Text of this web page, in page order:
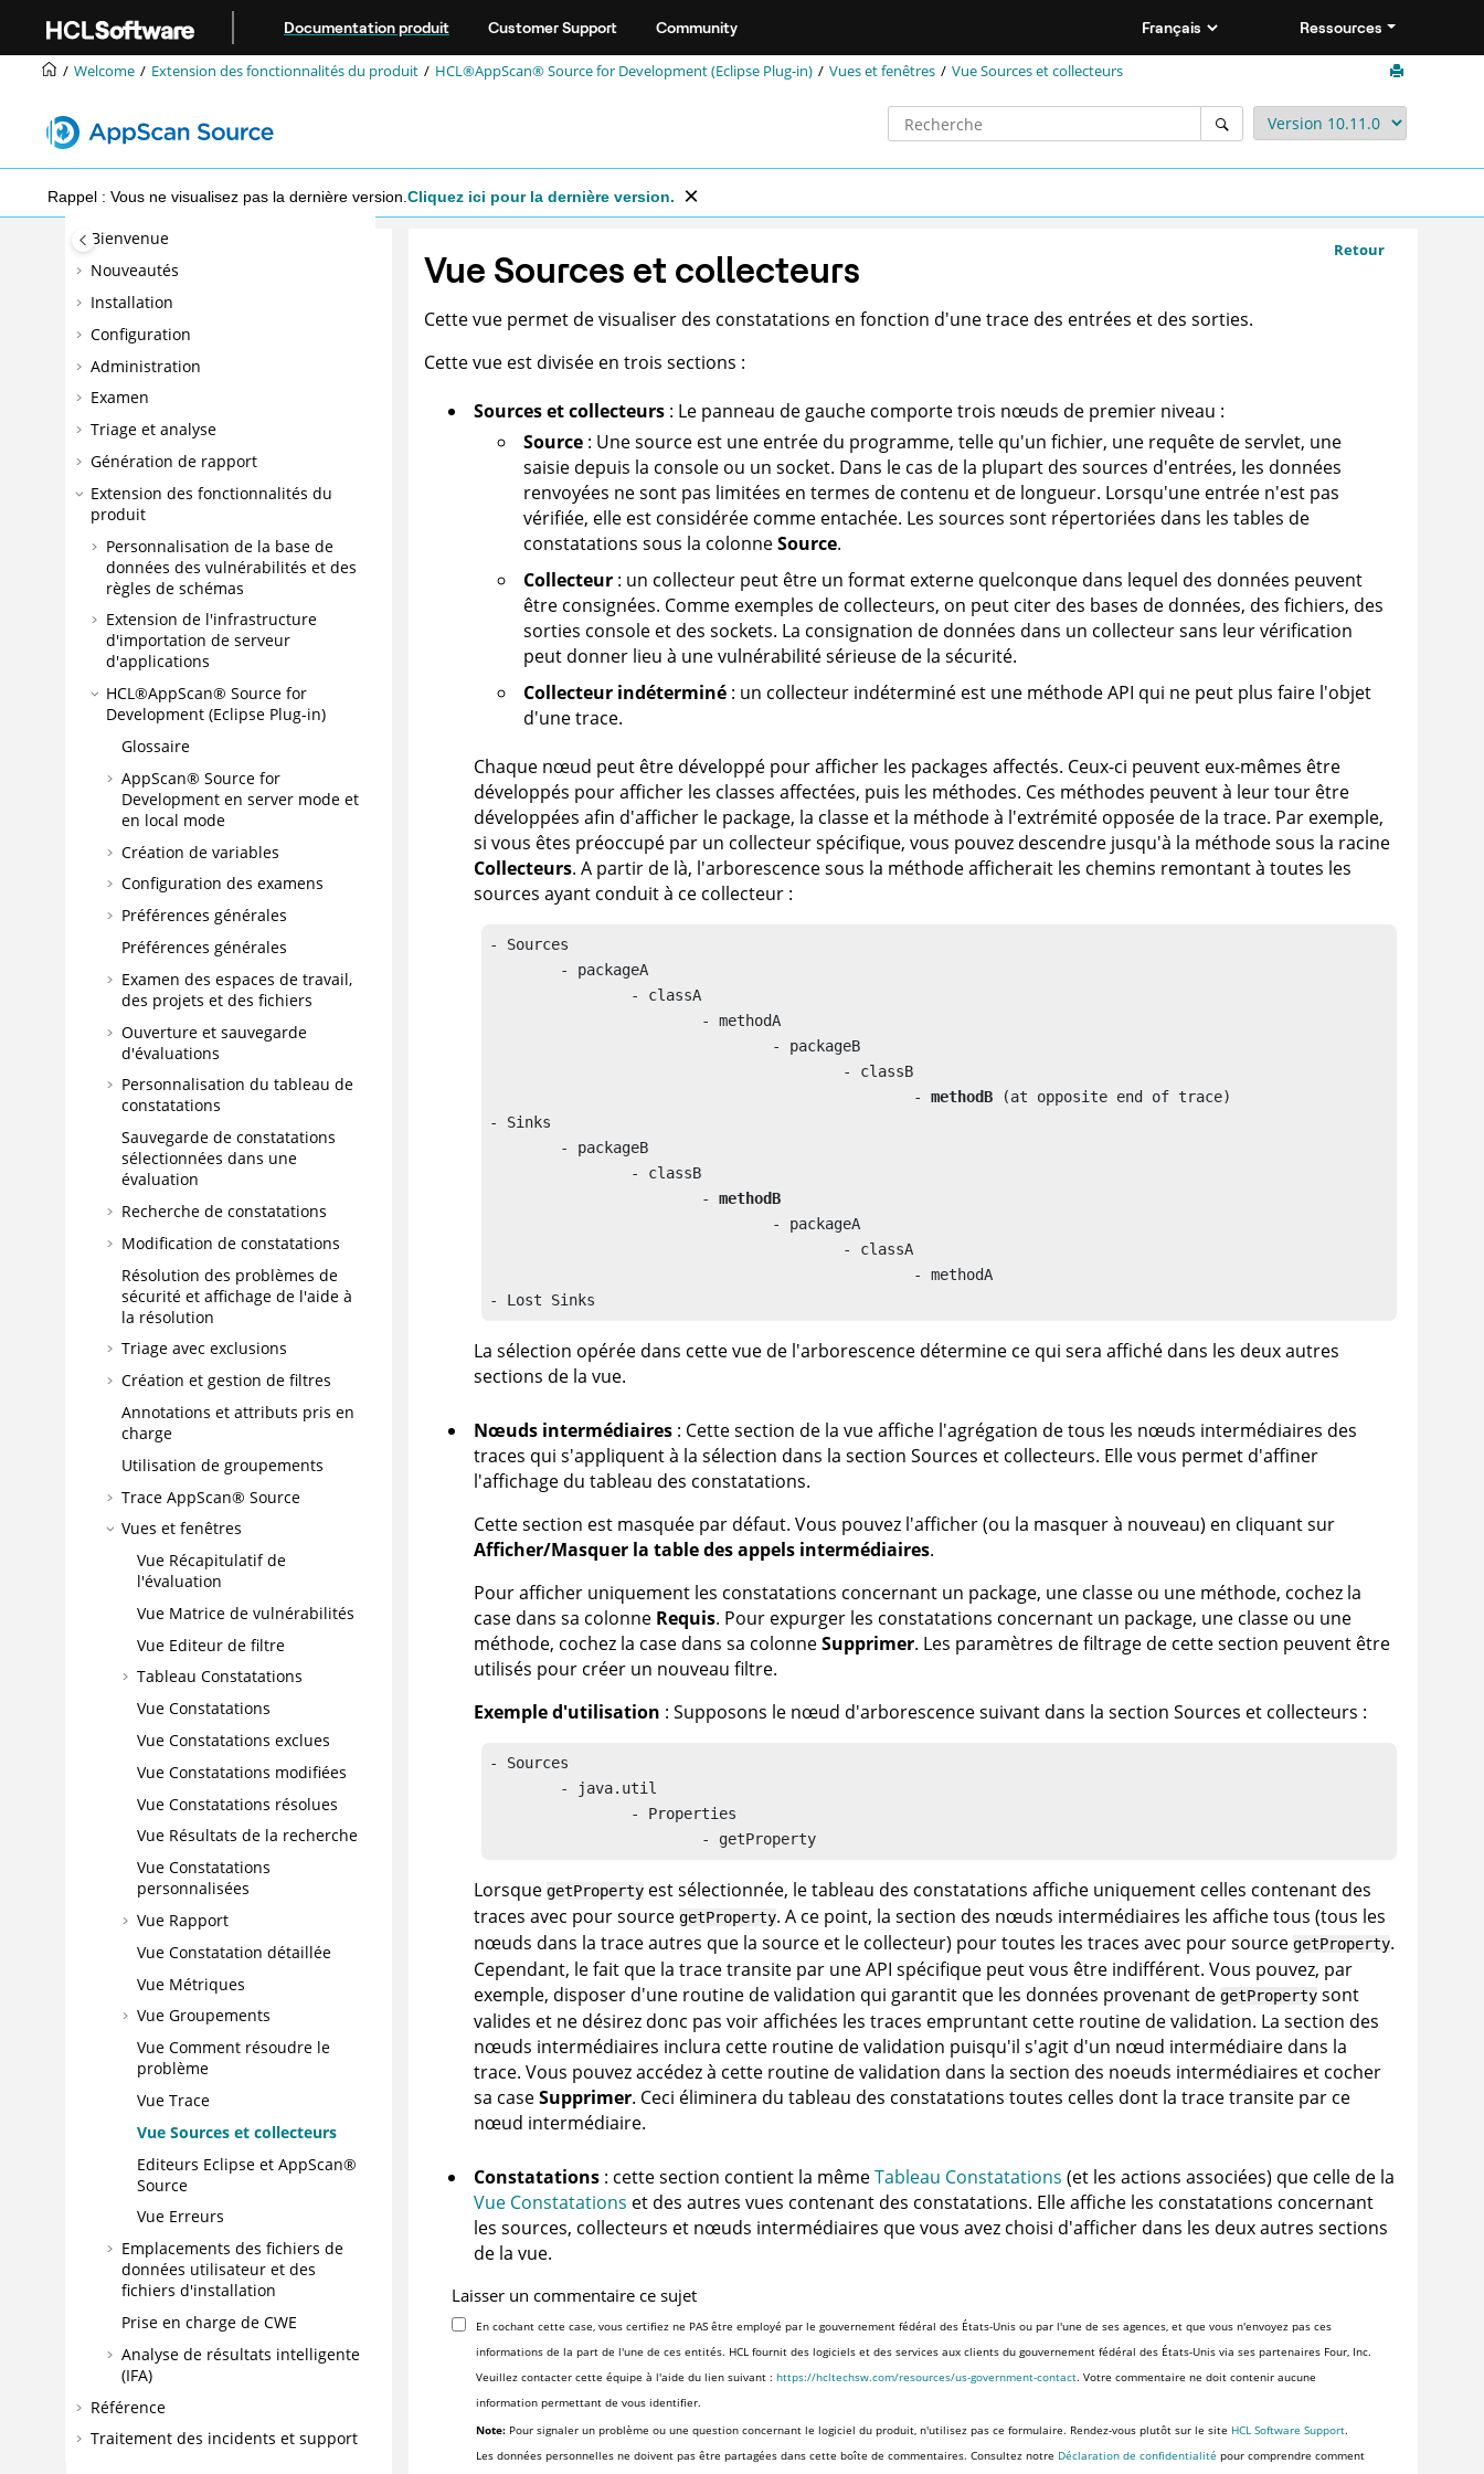
Documentation produit Customer Support Community Ressources
Welcome Extension des fonctionnalités du produit HCL®AppScan® Source for Development (Eclipse Plug-in) Vues et fenêtres Vue Sources et collecteurs
Rappel : Vous ne visualisez pas la dernière version. Cliquez ici pour la dernière version.
Bienvenue
Nouveautés
Installation
Configuration
Administration
Examen
Triage et analyse
Génération de rapport
Extension des fonctionnalités du
produit
Personnalisation de la base de
données des vulnérabilités et des
règles de schémas
Extension de l'infrastructure
d'importation de serveur
d'applications
HCL®AppScan® Source for
Development (Eclipse Plug-in)
Glossaire
AppScan® Source for
Development en server mode et
en local mode
Création de variables
Configuration des examens
Préférences générales
Préférences générales
Examen des espaces de travail,
des projets et des fichiers
Ouverture et sauvegarde
d'évaluations
Personnalisation du tableau de
constatations
Sauvegarde de constatations
sélectionnées dans une
évaluation
Recherche de constatations
Modification de constatations
Résolution des problèmes de
sécurité et affichage de l'aide à
la résolution
Triage avec exclusions
Création et gestion de filtres
Annotations et attributs pris en
charge
Utilisation de groupements
Trace AppScan® Source
Vues et fenêtres
Vue Récapitulatif de
l'évaluation
Vue Matrice de vulnérabilités
Vue Editeur de filtre
Tableau Constatations
Vue Constatations
Vue Constatations exclues
Vue Constatations modifiées
Vue Constatations résolues
Vue Résultats de la recherche
Vue Constatations
personnalisées
Vue Rapport
Vue Constatation détaillée
Vue Métriques
Vue Groupements
Vue Comment résoudre le
problème
Vue Trace
Vue Sources et collecteurs
Editeurs Eclipse et AppScan®
Source
Vue Erreurs
Emplacements des fichiers de
données utilisateur et des
fichiers d'installation
Prise en charge de CWE
Analyse de résultats intelligente
(IFA)
Référence
Traitement des incidents et support
Retour
Vue Sources et collecteurs
Cette vue permet de visualiser des constatations en fonction d'une trace des entrées et des sorties.
Cette vue est divisée en trois sections :
Sources et collecteurs: Le panneau de gauche comporte trois nœuds de premier niveau :
Source: Une source est une entrée du programme, telle qu'un fichier, une requête de servlet, une
saisie depuis la console ou un socket. Dans le cas de la plupart des sources d'entrées, les données
renvoyées ne sont pas limitées en termes de contenu et de longueur. Lorsqu'une entrée n'est pas
vérifiée, elle est considérée comme entachée. Les sources sont répertoriées dans les tables de
constatations sous la colonneSource.
Collecteur : un collecteur peut être un format externe quelconque dans lequel des données peuvent
être consignées. Comme exemples de collecteurs, on peut citer des bases de données, des fichiers, des
sorties console et des sockets. La consignation de données dans un collecteur sans leur vérification
peut donner lieu à une vulnérabilité sérieuse de la sécurité.
Collecteur indéterminé: un collecteur indéterminé est une méthode API qui ne peut plus faire l'objet
d'une trace.
Chaque nœud peut être développé pour afficher les packages affectés. Ceux-ci peuvent eux-mêmes être
développés pour afficher les classes affectées, puis les méthodes. Ces méthodes peuvent à leur tour être
développées afin d'afficher le package, la classe et la méthode à l'extrémité opposée de la trace. Par exemple,
si vous êtes préoccupé par un collecteur spécifique, vous pouvez descendre jusqu'à la méthode sous la racine
Collecteurs. A partir de là, l'arborescence sous la méthode afficherait les chemins remontant à toutes les
sources ayant conduit à ce collecteur :
- Sources
						-
methodB (at opposite end of trace)
- Sinks
			-
methodB
La sélection opérée dans cette vue de l'arborescence détermine ce qui sera affiché dans les deux autres
sections de la vue.
Nœuds intermédiaires: Cette section de la vue affiche l'agrégation de tous les nœuds intermédiaires des
traces qui s'appliquent à la sélection dans la section Sources et collecteurs. Elle vous permet d'affiner
l'affichage du tableau des constatations.
Cette section est masquée par défaut. Vous pouvez l'afficher (ou la masquer à nouveau) en cliquant sur
Afficher/Masquer la table des appels intermédiaires.
Pour afficher uniquement les constatations concernant un package, une classe ou une méthode, cochez la
case dans sa colonne Requis. Pour expurger les constatations concernant un package, une classe ou une
méthode, cochez la case dans sa colonneSupprimer. Les paramètres de filtrage de cette section peuvent être
utilisés pour créer un nouveau filtre.
Exemple d'utilisation : Supposons le nœud d'arborescence suivant dans la section Sources et collecteurs :
- Sources
			- getProperty
Lorsque getPropertyest sélectionnée, le tableau des constatations affiche uniquement celles contenant des
traces avec pour source getProperty. A ce point, la section des nœuds intermédiaires les affiche tous (tous les
nœuds dans la trace autres que la source et le collecteur) pour toutes les traces avec pour source getProperty.
Cependant, le fait que la trace transite par une API spécifique peut vous être indifférent. Vous pouvez, par
exemple, disposer d'une routine de validation qui garantit que les données provenant de getPropertysont
valides et ne désirez donc pas voir affichées les traces empruntant cette routine de validation. La section des
nœuds intermédiaires inclura cette routine de validation puisqu'il s'agit d'un nœud intermédiaire dans la
trace. Vous pouvez accédez à cette routine de validation dans la section des noeuds intermédiaires et cocher
sa caseSupprimer. Ceci éliminera du tableau des constatations toutes celles dont la trace transite par ce
nœud intermédiaire.
Constatations: cette section contient la mêmeTableau Constatations (et les actions associées) que celle de la
Vue Constatations et des autres vues contenant des constatations. Elle affiche les constatations concernant
les sources, collecteurs et nœuds intermédiaires que vous avez choisi d'afficher dans les deux autres sections
de la vue.
Laisser un commentaire ce sujet
En cochant cette case, vous certifiez ne PAS être employé par le gouvernement fédéral des États-Unis ou par l'une de ses agences, et que vous n'envoyez pas ces
informations de la part de l'une de ces entités. HCL fournit des logiciels et des services aux clients du gouvernement fédéral des États-Unis via ses partenaires Four, Inc.
Veuillez contacter cette équipe à l'aide du lien suivant :https://hcltechsw.com/resources/us-government-contact. Votre commentaire ne doit contenir aucune
information permettant de vous identifier.
Note: Pour signaler un problème ou une question concernant le logiciel du produit, n'utilisez pas ce formulaire. Rendez-vous plutôt sur le site HCL Software Support.
Les données personnelles ne doivent pas être partagées dans cette boîte de commentaires. Consultez notre Déclaration de confidentialité pour comprendre comment